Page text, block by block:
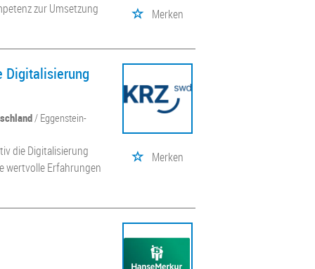
zur Umsetzung
Merken
Digitalisierung
/ Eggenstein-
die Digitalisierung
wertvolle Erfahrungen
Merken